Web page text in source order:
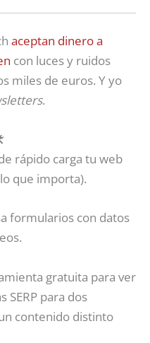
aceptan dinero a
con luces y ruidos
miles de euros. Y yo
.
rápido carga tu web
que importa).
formularios con datos
gratuita para ver
SERP para dos
contenido distinto